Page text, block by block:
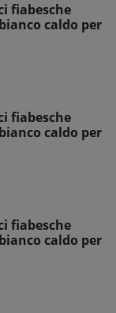
fiabesche
caldo per
fiabesche
caldo per
fiabesche
caldo per